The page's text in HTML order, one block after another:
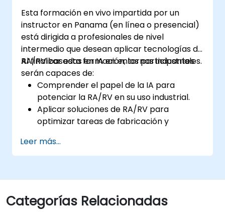
Esta formación en vivo impartida por un
instructor en Panama (en línea o presencial)
está dirigida a profesionales de nivel
intermedio que desean aplicar tecnologías de
RA/RV basadas en IA en entornos industriales.
Al finalizar esta formación, los participantes
serán capaces de:
Comprender el papel de la IA para
potenciar la RA/RV en su uso industrial.
Aplicar soluciones de RA/RV para
optimizar tareas de fabricación y
Integrar algoritmos de IA para el
mantenimiento predictivo en entornos de
Desarrollar aplicaciones de RA/RV
aumentadas con IA para mejorar la
formación y la seguridad de los
Leer más...
Categorías Relacionadas